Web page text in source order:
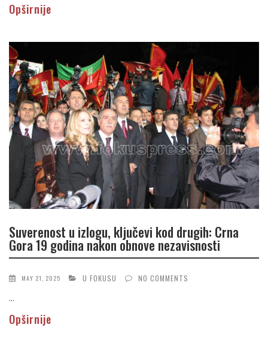
Opširnije
Suverenost u izlogu, ključevi kod drugih: Crna
Gora 19 godina nakon obnove nezavisnosti
MAY 21, 2025 U FOKUSU NO COMMENTS
...
Opširnije